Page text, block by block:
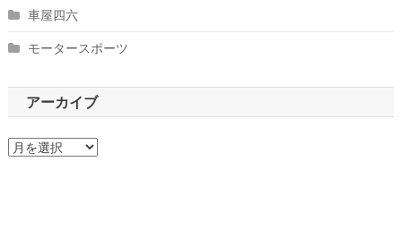
車屋四六
モータースポーツ
アーカイブ
ア